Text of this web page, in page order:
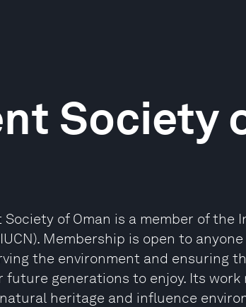
Society
of Oman is a member of the
Membership is open to
the environment and ensuring
generations to enjoy. Its work
heritage and influence